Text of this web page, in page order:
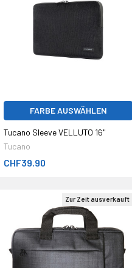
FARBE AUSWÄHLEN
Tucano Sleeve VELLUTO 16"
Tucano
CHF39.90
Zur Zeit ausverkauft